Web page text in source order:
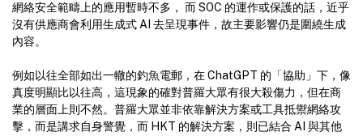
網絡安全範疇上的應用暫時不多， 而 SOC 的運作或保護的話，近乎
沒有供應商會利用生成式 AI 去呈現事件，故主要影響仍是圍繞生成
內容。
例如以往全部如出一轍的釣魚電郵，在 ChatGPT 的「協助」下，像
真度明顯比以往高，這現象的確對普羅大眾有很大殺傷力，但在商
業的層面上則不然。普羅大眾並非依靠解決方案或工具抵禦網絡攻
擊，而是講求自身警覺，而 HKT 的解決方案，則已結合 AI 與其他